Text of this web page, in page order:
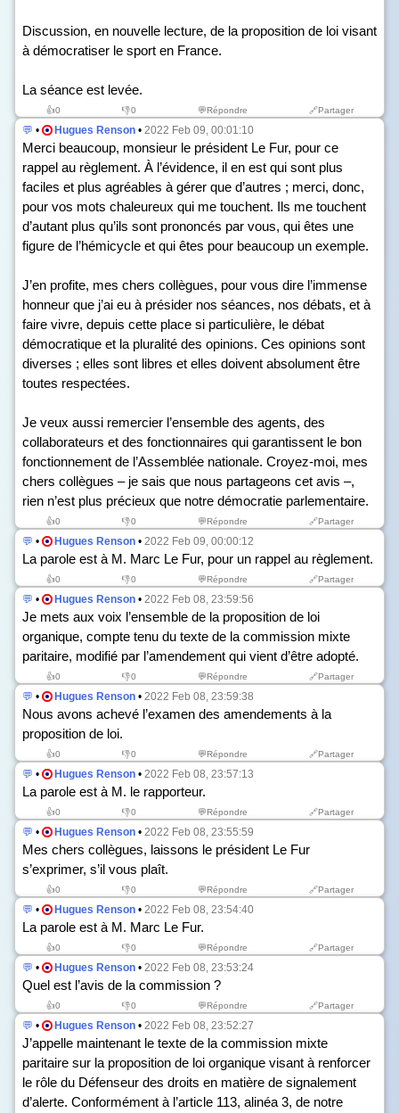
Discussion, en nouvelle lecture, de la proposition de loi visant
à démocratiser le sport en France.
La séance est levée.
👍0 👎0 💬Répondre 🔗Partager
💬 • Hugues Renson • 2022 Feb 09, 00:01:10
Merci beaucoup, monsieur le président Le Fur, pour ce
rappel au règlement. À l’évidence, il en est qui sont plus
faciles et plus agréables à gérer que d’autres ; merci, donc,
pour vos mots chaleureux qui me touchent. Ils me touchent
d’autant plus qu’ils sont prononcés par vous, qui êtes une
figure de l’hémicycle et qui êtes pour beaucoup un exemple.
J’en profite, mes chers collègues, pour vous dire l’immense
honneur que j’ai eu à présider nos séances, nos débats, et à
faire vivre, depuis cette place si particulière, le débat
démocratique et la pluralité des opinions. Ces opinions sont
diverses ; elles sont libres et elles doivent absolument être
toutes respectées.
Je veux aussi remercier l’ensemble des agents, des
collaborateurs et des fonctionnaires qui garantissent le bon
fonctionnement de l’Assemblée nationale. Croyez-moi, mes
chers collègues – je sais que nous partageons cet avis –,
rien n’est plus précieux que notre démocratie parlementaire.
👍0 👎0 💬Répondre 🔗Partager
💬 • Hugues Renson • 2022 Feb 09, 00:00:12
La parole est à M. Marc Le Fur, pour un rappel au règlement.
👍0 👎0 💬Répondre 🔗Partager
💬 • Hugues Renson • 2022 Feb 08, 23:59:56
Je mets aux voix l’ensemble de la proposition de loi
organique, compte tenu du texte de la commission mixte
paritaire, modifié par l’amendement qui vient d’être adopté.
👍0 👎0 💬Répondre 🔗Partager
💬 • Hugues Renson • 2022 Feb 08, 23:59:38
Nous avons achevé l’examen des amendements à la
proposition de loi.
👍0 👎0 💬Répondre 🔗Partager
💬 • Hugues Renson • 2022 Feb 08, 23:57:13
La parole est à M. le rapporteur.
👍0 👎0 💬Répondre 🔗Partager
💬 • Hugues Renson • 2022 Feb 08, 23:55:59
Mes chers collègues, laissons le président Le Fur
s’exprimer, s’il vous plaît.
👍0 👎0 💬Répondre 🔗Partager
💬 • Hugues Renson • 2022 Feb 08, 23:54:40
La parole est à M. Marc Le Fur.
👍0 👎0 💬Répondre 🔗Partager
💬 • Hugues Renson • 2022 Feb 08, 23:53:24
Quel est l’avis de la commission ?
👍0 👎0 💬Répondre 🔗Partager
💬 • Hugues Renson • 2022 Feb 08, 23:52:27
J’appelle maintenant le texte de la commission mixte
paritaire sur la proposition de loi organique visant à renforcer
le rôle du Défenseur des droits en matière de signalement
d’alerte. Conformément à l’article 113, alinéa 3, de notre